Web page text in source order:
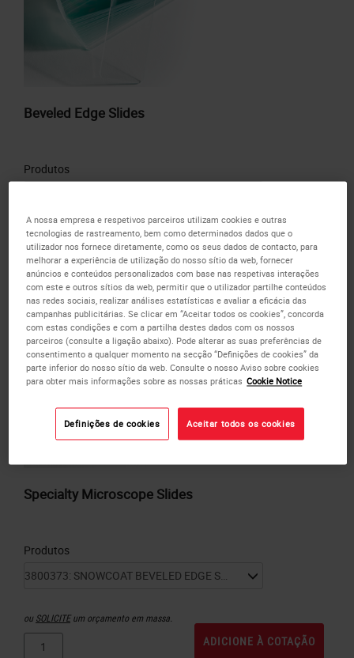
Beveled Edge Slides
Produtos
ouSOLICITEum orçamento em massa.
ADICIONE À COTAÇÃO
Specialty Microscope Slides
Produtos
ou SOLICITEum orçamento em massa.
ADICIONE À COTAÇÃO
A nossa empresa e respetivos parceiros utilizam cookies e outras
tecnologias de rastreamento, bem como determinados dados que o
utilizador nos fornece diretamente, como os seus dados de contacto, para
melhorar a experiência de utilização do nosso sítio da web, fornecer
anúncios e conteúdos personalizados com base nas respetivas interações
com este e outros sítios da web, permitir que o utilizador partilhe conteúdos
nas redes sociais, realizar análises estatísticas e avaliar a eficácia das
campanhas publicitárias. Se clicar em “Aceitar todos os cookies”, concorda
com estas condições e com a partilha destes dados com os nossos
parceiros (consulte a ligação abaixo). Pode alterar as suas preferências de
consentimento a qualquer momento na secção “Definições de cookies” da
parte inferior do nosso sítio da web. Consulte o nosso Aviso sobre cookies
para obter mais informações sobre as nossas práticas Cookie Notice
Definições de cookies Aceitar todos os cookies